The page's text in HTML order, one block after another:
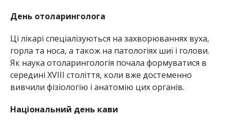
День отоларинголога
Ці лікарі спеціалізуються на захворюваннях вуха,
горла та носа, а також на патологіях шиї і голови.
Як наука отоларингологія почала формуватися в
середині XVIII століття, коли вже достеменно
вивчили фізіологію і анатомію цих органів.
Національний день кави